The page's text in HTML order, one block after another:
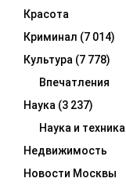
Красота
Криминал (7 014)
Культура (7 778)
Впечатления
Наука (3 237)
Наука и техника
Недвижимость
Новости Москвы